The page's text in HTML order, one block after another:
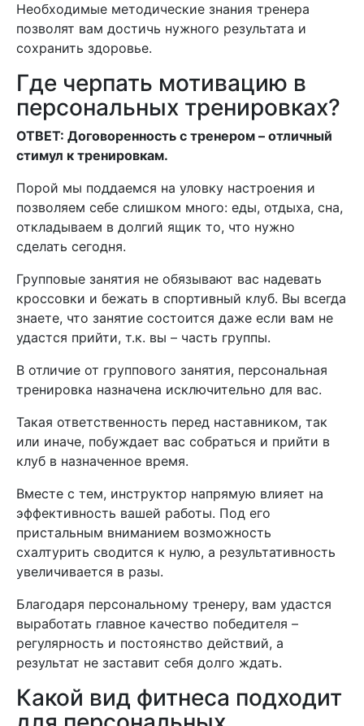
Необходимые методические знания тренера
позволят вам достичь нужного результата и
сохранить здоровье.
Где черпать мотивацию в
персональных тренировках?
ОТВЕТ: Договоренность с тренером – отличный
стимул к тренировкам.
Порой мы поддаемся на уловку настроения и
позволяем себе слишком много: еды, отдыха, сна,
откладываем в долгий ящик то, что нужно
сделать сегодня.
Групповые занятия не обязывают вас надевать
кроссовки и бежать в спортивный клуб. Вы всегда
знаете, что занятие состоится даже если вам не
удастся прийти, т.к. вы – часть группы.
В отличие от группового занятия, персональная
тренировка назначена исключительно для вас.
Такая ответственность перед наставником, так
или иначе, побуждает вас собраться и прийти в
клуб в назначенное время.
Вместе с тем, инструктор напрямую влияет на
эффективность вашей работы. Под его
пристальным вниманием возможность
схалтурить сводится к нулю, а результативность
увеличивается в разы.
Благодаря персональному тренеру, вам удастся
выработать главное качество победителя –
регулярность и постоянство действий, а
результат не заставит себя долго ждать.
Какой вид фитнеса подходит